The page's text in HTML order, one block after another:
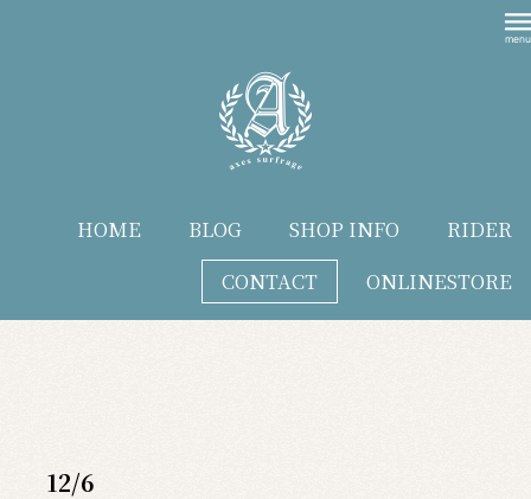
HOME BLOG SHOP INFO
RIDER
CONTACT
ONLINESTORE
12/6